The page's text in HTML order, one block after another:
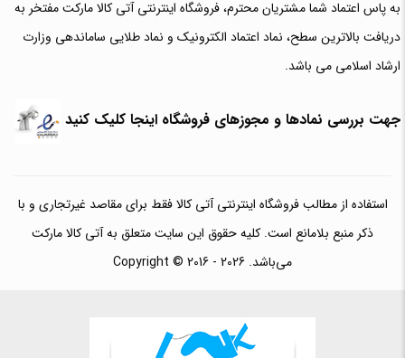
به پاس اعتماد شما مشتریان محترم، فروشگاه اینترنتی آتی کالا مارکت مفتخر به
دریافت بالاترین سطح، نماد اعتماد الکترونیک و نماد طلایی ساماندهی وزارت
ارشاد اسلامی می باشد.
جهت بررسی نمادها و مجوزهای فروشگاه اینجا کلیک کنید
استفاده از مطالب فروشگاه اینترنتی آتی کالا فقط برای مقاصد غیرتجاری و با
ذکر منبع بلامانع است. کلیه حقوق این سایت متعلق به آتی کالا مارکت
می‌باشد. Copyright © 2016 - 2026